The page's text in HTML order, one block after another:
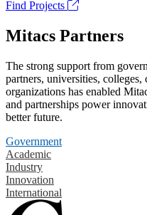
Find Projects
Mitacs Partners
The strong support from
partners, universities,
organizations has enabled
and partnerships power
better future.
Government
Academic
Industry
Innovation
International